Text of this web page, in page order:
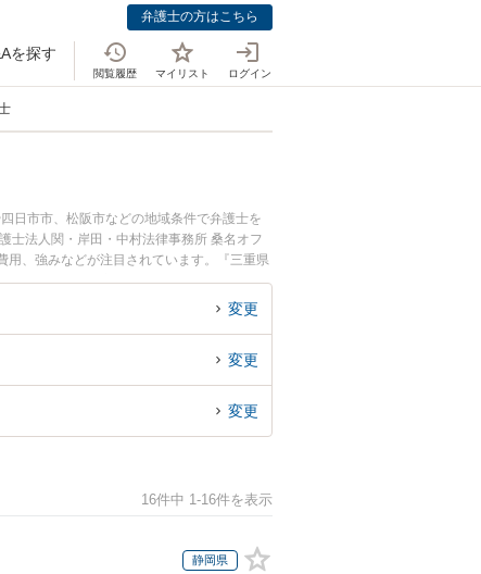
弁護士の方はこちら
を探す
閲覧履歴 マイリスト ログイン
日市市、松阪市などの地域条件で弁護士を
士法人関・岸田・中村法律事務所 桑名オフ
用、強みなどが注目されています。『三重県
検索したい』『初回相談無料で名誉毀損を法
変更
変更
変更
16件中 1-16件を表示
静岡県